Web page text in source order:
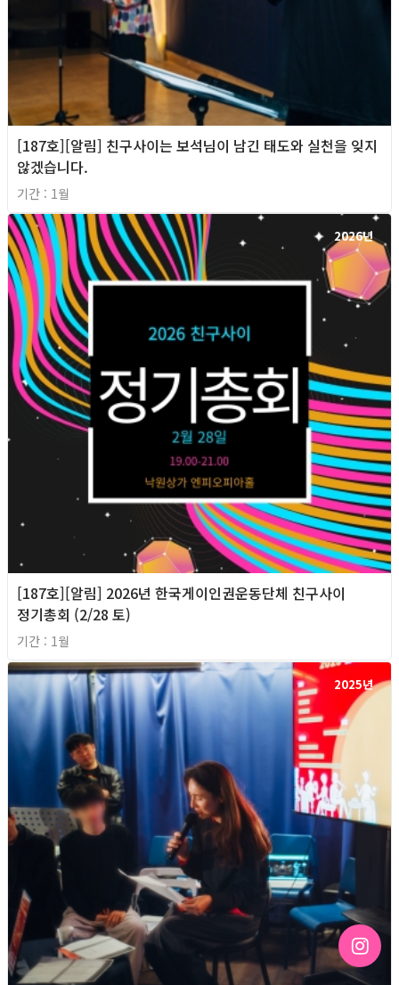
[187호][알림] 친구사이는 보석님이 남긴 태도와 실천을 잊지
않겠습니다.
기간 : 1월
2026년
[187호][알림] 2026년 한국게이인권운동단체 친구사이
정기총회 (2/28 토)
기간 : 1월
2025년